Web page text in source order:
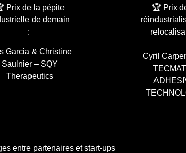
Prix de la pépite
de demain
:
Garcia & Christine
Saulnier – SQY
Therapeutics
🏆 Prix
Cyril
entre partenaires et start-ups